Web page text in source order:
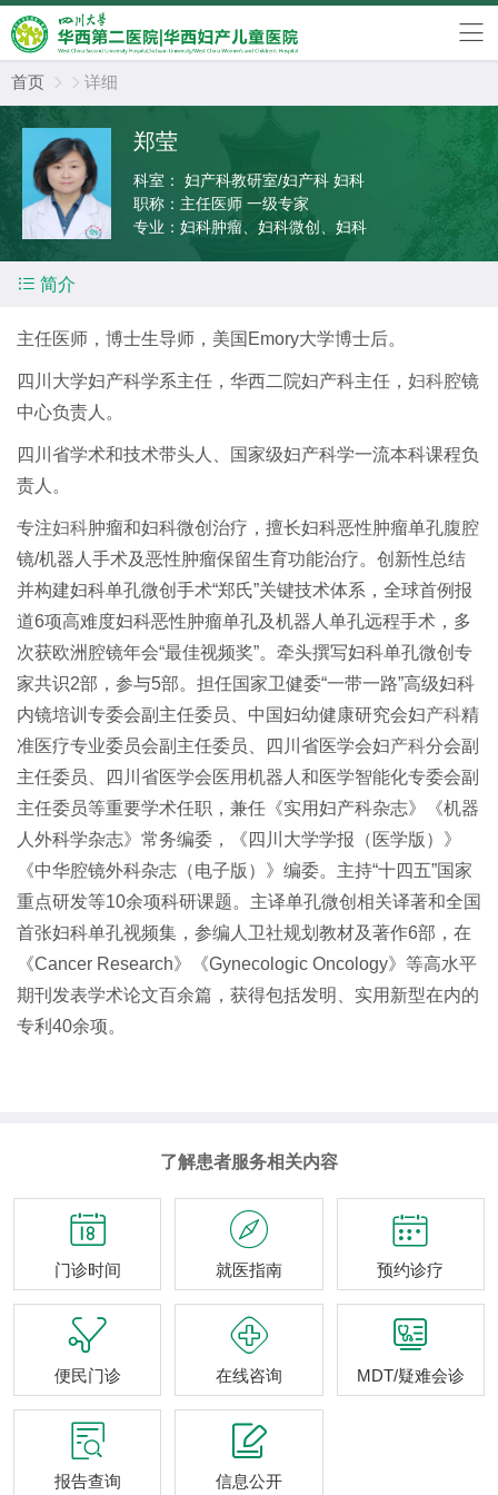
首页   详细
郑莹
科室：
妇产科教研室/妇产科 妇科
职称： 主任医师 一级专家
专业： 妇科肿瘤、妇科微创、妇科
 简介
主任医师，博士生导师，美国Emory大学博士后。
四川大学妇产科学系主任，华西二院妇产科主任， 妇科腔镜
中心负责人。
四川省学术和技术带头人、国家级妇产科学一流本科课程负
责人。
专注妇科肿瘤和妇科微创治疗，擅长妇科恶性肿瘤单孔腹腔
镜/机器人手术及恶性肿瘤保留生育功能治疗。创新性总结
并构建妇科单孔微创手术“郑氏”关键技术体系，全球首例报
道6项高难度妇科恶性肿瘤单孔及机器人单孔远程手术，多
次获欧洲腔镜年会“最佳视频奖”。牵头撰写妇科单孔微创专
家共识2部，参与5部。担任国家卫健委“一带一路”高级妇科
内镜培训专委会副主任委员、中国妇幼健康研究会妇产科精
准医疗专业委员会副主任委员、四川省医学会妇产科分会副
主任委员、四川省医学会医用机器人和医学智能化专委会副
主任委员等重要学术任职，兼任《实用妇产科杂志》《机器
人外科学杂志》常务编委，《四川大学学报（医学版）》
《中华腔镜外科杂志（电子版）》编委。主持“十四五”国家
重点研发等10余项科研课题。主译单孔微创相关译著和全国
首张妇科单孔视频集，参编人卫社规划教材及著作6部，在
《Cancer Research》《Gynecologic Oncology》等高水平
期刊发表学术论文百余篇，获得包括发明、实用新型在内的
专利40余项。
了解患者服务相关内容

门诊时间

就医指南

预约诊疗

便民门诊

在线咨询

MDT/疑难会诊

报告查询

信息公开